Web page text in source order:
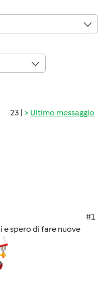
23 | Ultimo messaggio
#1
e spero di fare nuove